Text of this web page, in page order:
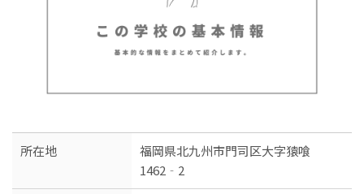
所在地
福岡県北九州市門司区大字猿喰
1462‐2